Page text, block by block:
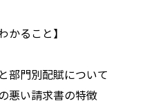
かること】
部門別配賦について
悪い請求書の特徴